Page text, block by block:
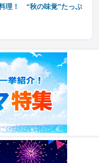
理！ “秋の味覚”たっぷ